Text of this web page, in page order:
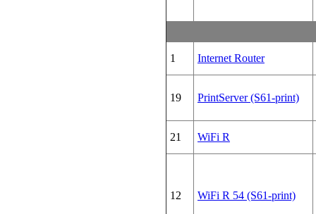
1 Internet Router
19 PrintServer (S61-print)
21 WiFi R
12 WiFi R 54 (S61-print)